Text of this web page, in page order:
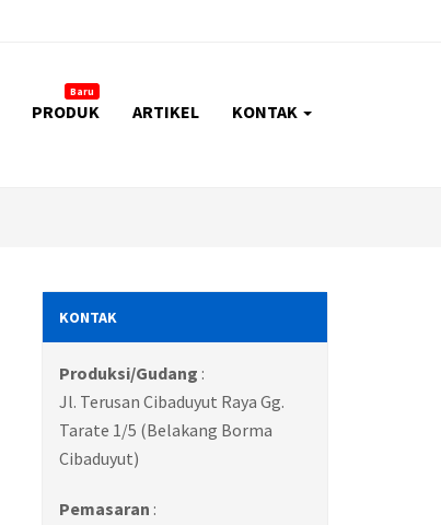
PRODUK
Baru
ARTIKEL KONTAK
KONTAK
Produksi/Gudang :
Jl. Terusan Cibaduyut Raya Gg.
Tarate 1/5 (Belakang Borma
Cibaduyut)
Pemasaran :